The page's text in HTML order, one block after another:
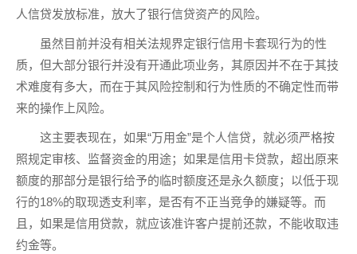
人信贷发放标准，放大了银行信贷资产的风险。
虽然目前并没有相关法规界定银行信用卡套现行为的性
质，但大部分银行并没有开通此项业务，其原因并不在于其技
术难度有多大，而在于其风险控制和行为性质的不确定性而带
来的操作上风险。
这主要表现在，如果“万用金”是个人信贷，就必须严格按
照规定审核、监督资金的用途；如果是信用卡贷款，超出原来
额度的那部分是银行给予的临时额度还是永久额度；以低于现
行的18%的取现透支利率，是否有不正当竞争的嫌疑等。而
且，如果是信用贷款，就应该准许客户提前还款，不能收取违
约金等。